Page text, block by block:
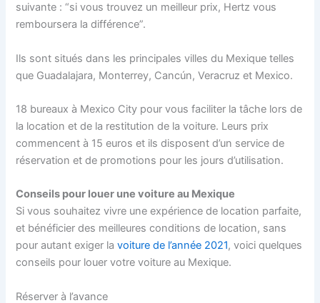
suivante : “si vous trouvez un meilleur prix, Hertz vous
remboursera la différence”.
Ils sont situés dans les principales villes du Mexique telles
que Guadalajara, Monterrey, Cancún, Veracruz et Mexico.
18 bureaux à Mexico City pour vous faciliter la tâche lors de
la location et de la restitution de la voiture. Leurs prix
commencent à 15 euros et ils disposent d’un service de
réservation et de promotions pour les jours d’utilisation.
Conseils pour louer une voiture au Mexique
Si vous souhaitez vivre une expérience de location parfaite,
et bénéficier des meilleures conditions de location, sans
pour autant exiger lavoiture de l’année 2021, voici quelques
conseils pour louer votre voiture au Mexique.
Réserver à l’avance